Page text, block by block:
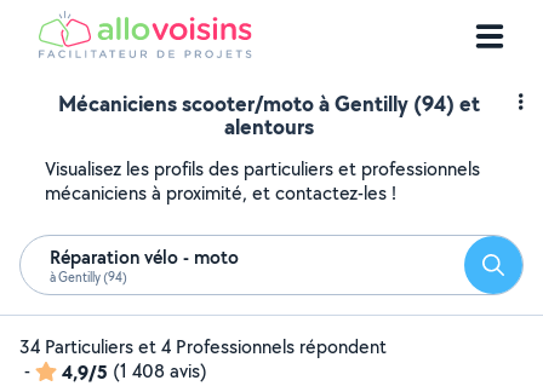
Mécaniciens scooter/moto à Gentilly (94) et
alentours
Visualisez les profils des particuliers et professionnels
mécaniciens à proximité, et contactez-les !
Réparation vélo - moto
à Gentilly (94)
34 Particuliers et 4 Professionnels répondent
-
4,9/5 (1 408 avis)